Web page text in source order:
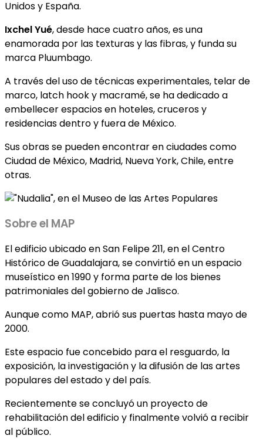
Unidos y España.
Ixchel Yué, desde hace cuatro años, es una
enamorada por las texturas y las fibras, y funda su
marca Pluumbago.
A través del uso de técnicas experimentales, telar de
marco, latch hook y macramé, se ha dedicado a
embellecer espacios en hoteles, cruceros y
residencias dentro y fuera de México.
Sus obras se pueden encontrar en ciudades como
Ciudad de México, Madrid, Nueva York, Chile, entre
otras.
Sobre el MAP
El edificio ubicado en San Felipe 211, en el Centro
Histórico de Guadalajara, se convirtió en un espacio
museístico en 1990 y forma parte de los bienes
patrimoniales del gobierno de Jalisco.
Aunque como MAP, abrió sus puertas hasta mayo de
2000.
Este espacio fue concebido para el resguardo, la
exposición, la investigación y la difusión de las artes
populares del estado y del país.
Recientemente se concluyó un proyecto de
rehabilitación del edificio y finalmente volvió a recibir
al público.